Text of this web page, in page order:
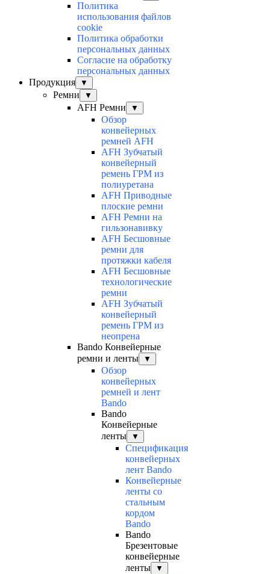
Политика
использования файлов
cookie
Политика обработки
персональных данных
Согласие на обработку
персональных данных
Продукция
▼
Ремни ▼
AFH Ремни ▼
Обзор
конвейерных
ремней AFH
AFH Зубчатый
конвейерный
ремень ГРМ из
полиуретана
AFH Приводные
плоские ремни
AFH Ремни на
гильзонавивку
AFH Бесшовные
ремни для
протяжки кабеля
AFH Бесшовные
технологические
ремни
AFH Зубчатый
конвейерный
ремень ГРМ из
неопрена
Bando Конвейерные
ремни и ленты
▼
Обзор
конвейерных
ремней и лент
Bando
Bando
Конвейерные
ленты
▼
Спецификация
конвейерных
лент Bando
Конвейерные
ленты со
стальным
кордом
Bando
Bando
Брезентовые
конвейерные
ленты
▼